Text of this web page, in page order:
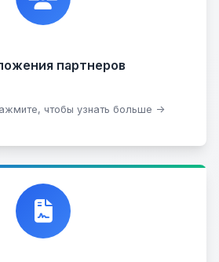
партнеров
чтобы узнать больше →
сотрудничеству.
партнером
купли-продажи